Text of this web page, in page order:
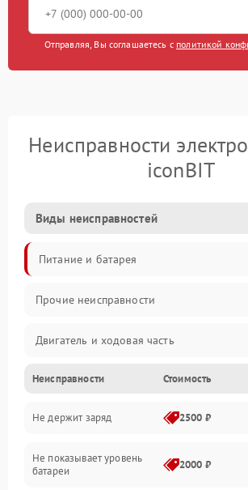
Отправляя, Вы соглашаетесь с политикой
Неисправности
iconBIT
Виды неисправностей
Питание и батарея
Прочие неисправности
Двигатель и ходовая часть
Тормоза и безопасность
Подвеска и колеса
Электроника и управление
Неисправности Стоимость
Не держит заряд 2500 ₽
Не показывает уровень
батареи
2000 ₽